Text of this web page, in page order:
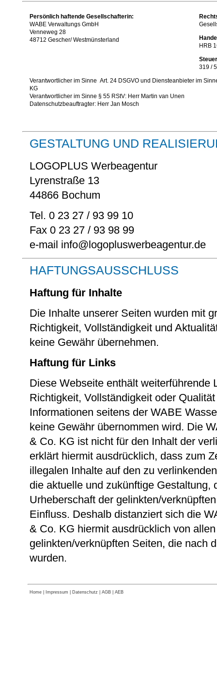
Persönlich haftende Gesellschafterin:
WABE Verwaltungs GmbH
Venneweg 28
48712 Gescher/ Westmünsterland
HRB
319 /
Verantwortlicher im Sinne Art. 24 DSGVO und Diensteanbieter im
KG
Verantwortlicher im Sinne § 55 RStV: Herr Martin van Unen
Datenschutzbeauftragter: Herr Jan Mosch
GESTALTUNG UND
LOGOPLUS Werbeagentur
Lyrenstraße 13
44866 Bochum
Tel. 0 23 27 / 93 99 10
Fax 0 23 27 / 93 98 99
e-mail info@logopluswerbeagentur.de
HAFTUNGSAUSSCHLUSS
Haftung für Inhalte
Die Inhalte unserer Seiten wurden mit
Richtigkeit, Vollständigkeit und
keine Gewähr übernehmen.
Haftung für Links
Diese Webseite enthält weiterführende
Richtigkeit, Vollständigkeit oder
Informationen seitens der WABE
keine Gewähr übernommen wird. Die
& Co. KG ist nicht für den Inhalt der
erklärt hiermit ausdrücklich, dass zum
illegalen Inhalte auf den zu
die aktuelle und zukünftige Gestaltung,
Urheberschaft der gelinkten/
Einfluss. Deshalb distanziert sich die
& Co. KG hiermit ausdrücklich von
gelinkten/verknüpften Seiten, die nach
wurden.
Home Impressum Datenschutz AGB AEB